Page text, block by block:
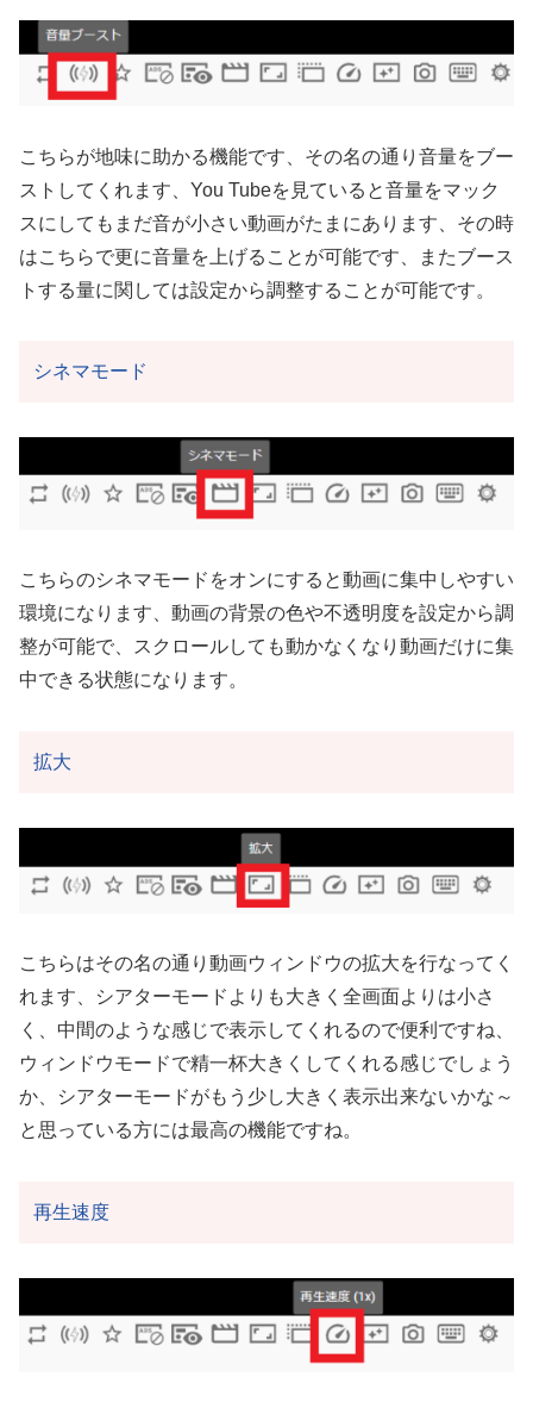
こちらが地味に助かる機能です、その名の通り音量をブー
ストしてくれます、You Tubeを見ていると音量をマック
スにしてもまだ音が小さい動画がたまにあります、その時
はこちらで更に音量を上げることが可能です、またブース
トする量に関しては設定から調整することが可能です。
シネマモード
こちらのシネマモードをオンにすると動画に集中しやすい
環境になります、動画の背景の色や不透明度を設定から調
整が可能で、スクロールしても動かなくなり動画だけに集
中できる状態になります。
拡大
こちらはその名の通り動画ウィンドウの拡大を行なってく
れます、シアターモードよりも大きく全画面よりは小さ
く、中間のような感じで表示してくれるので便利ですね、
ウィンドウモードで精一杯大きくしてくれる感じでしょう
か、シアターモードがもう少し大きく表示出来ないかな～
と思っている方には最高の機能ですね。
再生速度